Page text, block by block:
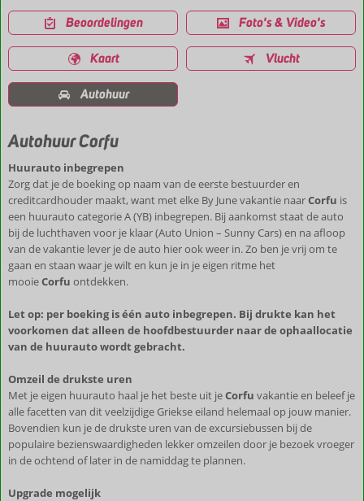
Beoordelingen Foto's & Video's
Kaart Vlucht
Autohuur
Autohuur Corfu
Huurauto inbegrepen
Zorg dat je de boeking op naam van de eerste bestuurder en
creditcardhouder maakt, want met elke By June vakantie naarCorfu is
een huurauto categorie A (YB) inbegrepen. Bij aankomst staat de auto
bij de luchthaven voor je klaar (Auto Union – Sunny Cars) en na afloop
van de vakantie lever je de auto hier ook weer in. Zo ben je vrij om te
gaan en staan waar je wilt en kun je in je eigen ritme het
mooieCorfu ontdekken.
Let op: per boeking is één auto inbegrepen. Bij drukte kan het
voorkomen dat alleen de hoofdbestuurder naar de ophaallocatie
van de huurauto wordt gebracht.
Omzeil de drukste uren
Met je eigen huurauto haal je het beste uit jeCorfu vakantie en beleef je
alle facetten van dit veelzijdige Griekse eiland helemaal op jouw manier.
Bovendien kun je de drukste uren van de excursiebussen bij de
populaire bezienswaardigheden lekker omzeilen door je bezoek vroeger
in de ochtend of later in de namiddag te plannen.
Upgrade mogelijk